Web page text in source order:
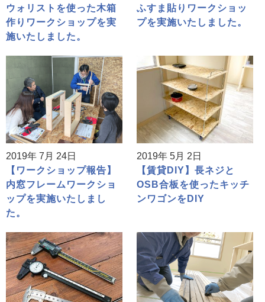
ウォリストを使った木箱
作りワークショップを実
施いたしました。
ふすま貼りワークショッ
プを実施いたしました。
2019年 7月 24日
【ワークショップ報告】
内窓フレームワークショ
ップを実施いたしまし
た。
2019年 5月 2日
【賃貸DIY】長ネジと
OSB合板を使ったキッチ
ンワゴンをDIY